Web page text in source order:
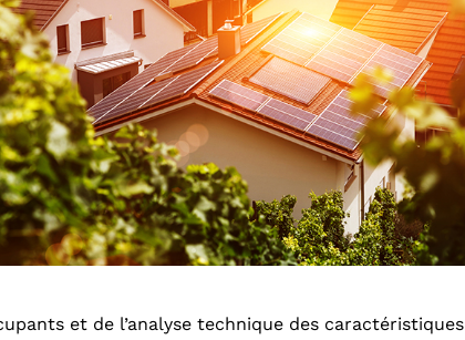
et de l’analyse technique des caractéristiques